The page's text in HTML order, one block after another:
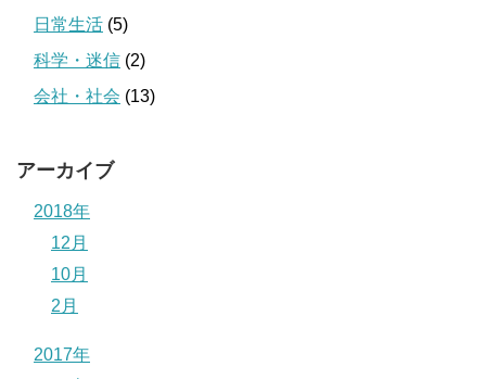
日常生活 (5)
科学・迷信 (2)
会社・社会 (13)
アーカイブ
2018年
12月
10月
2月
2017年